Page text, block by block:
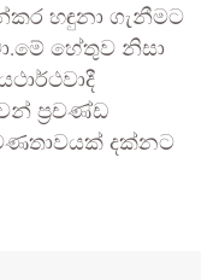
හඳුනා ගැනීමට
හේතුව නිසා
ප්‍රචණ්ඩ
දක්නට